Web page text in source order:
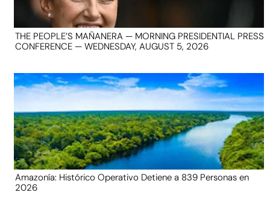
THE PEOPLE’S MAÑANERA — MORNING PRESIDENTIAL PRESS
CONFERENCE — WEDNESDAY, AUGUST 5, 2026
Amazonía: Histórico Operativo Detiene a 839 Personas en
2026